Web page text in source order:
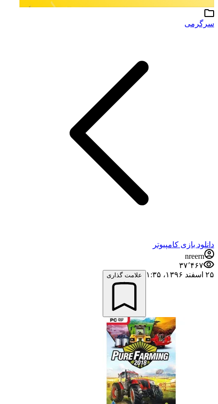
سرگرمی
دانلود بازی کامپیوتر
nreern
۳۷٬۴۶۷
۲۵ اسفند ۱۳۹۶،‏ ۱:۳۵
علامت گذاری